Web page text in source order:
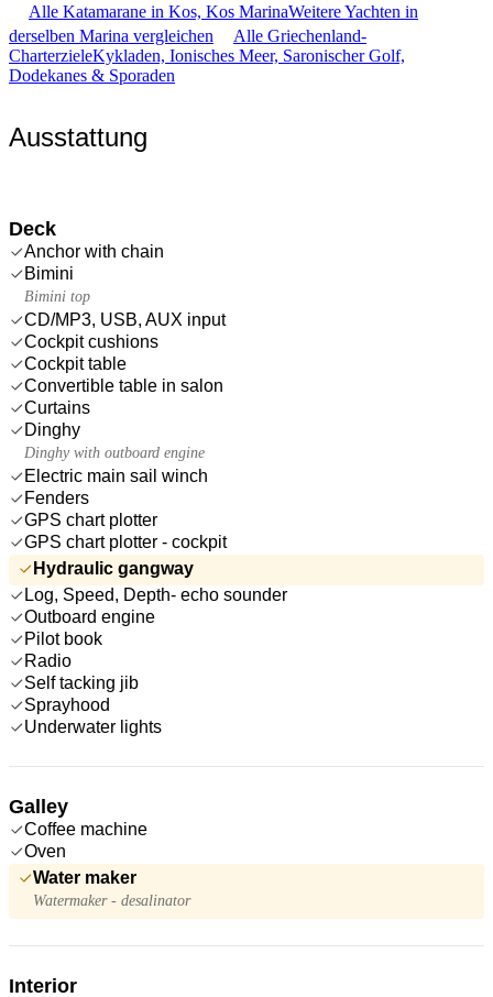
Alle Katamarane in Kos, Kos MarinaWeitere Yachten in
derselben Marina vergleichen
Alle Griechenland-
CharterzieleKykladen, Ionisches Meer, Saronischer Golf,
Dodekanes & Sporaden
Ausstattung
Deck
Anchor with chain
Bimini
Bimini top
CD/MP3, USB, AUX input
Cockpit cushions
Cockpit table
Convertible table in salon
Curtains
Dinghy
Dinghy with outboard engine
Electric main sail winch
Fenders
GPS chart plotter
GPS chart plotter - cockpit
Hydraulic gangway
Log, Speed, Depth- echo sounder
Outboard engine
Pilot book
Radio
Self tacking jib
Sprayhood
Underwater lights
Galley
Coffee machine
Oven
Water maker
Watermaker - desalinator
Interior